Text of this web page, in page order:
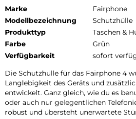
Marke
Fairphone
Modellbezeichnung
Schutzhülle
Produkttyp
Taschen &
Farbe
Grün
Verfügbarkeit
sofort
Die Schutzhülle für das Fairphone 4
Langlebigkeit des Geräts und
entwickelt. Ganz gleich, wie du es
oder auch nur gelegentlichen
robust und übersteht unerwartete